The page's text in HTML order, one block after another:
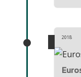
2018